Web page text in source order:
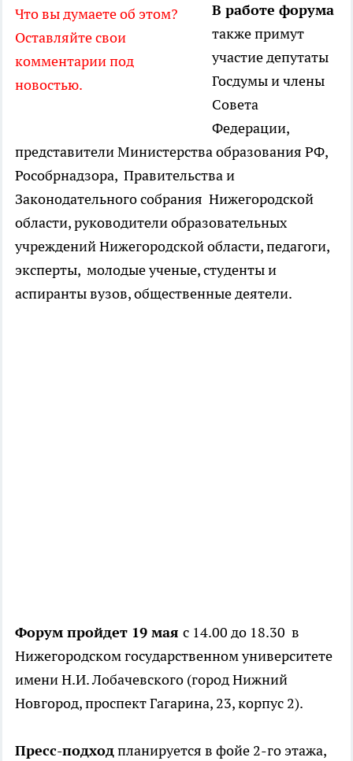
Что вы думаете об этом?
Оставляйте свои
комментарии под
новостью.
В работе форума
также примут
участие депутаты
Госдумы и члены
Совета
Федерации,
представители Министерства образования РФ,
Рособрнадзора, Правительства и
Законодательного собрания Нижегородской
области, руководители образовательных
учреждений Нижегородской области, педагоги,
эксперты, молодые ученые, студенты и
аспиранты вузов, общественные деятели.
Форум пройдет 19 мая с 14.00 до 18.30 в
Нижегородском государственном университете
имени Н.И. Лобачевского (город Нижний
Новгород, проспект Гагарина, 23, корпус 2).
Пресс-подходпланируется в фойе 2-го этажа,